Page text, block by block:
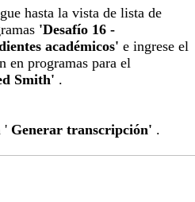
hasta la vista de lista de
'Desafío 16 -
académicos' e ingrese el
en programas para el
Smith' .
' Generar transcripción' .